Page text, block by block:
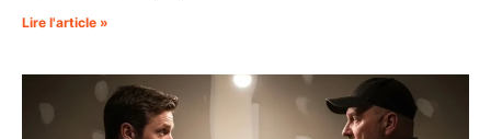
Lire l'article »